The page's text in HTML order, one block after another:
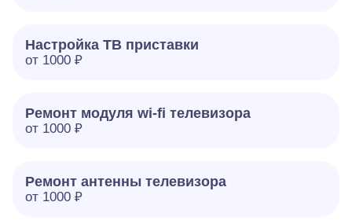
Настройка ТВ приставки
от 1000 ₽
Ремонт модуля wi-fi телевизора
от 1000 ₽
Ремонт антенны телевизора
от 1000 ₽